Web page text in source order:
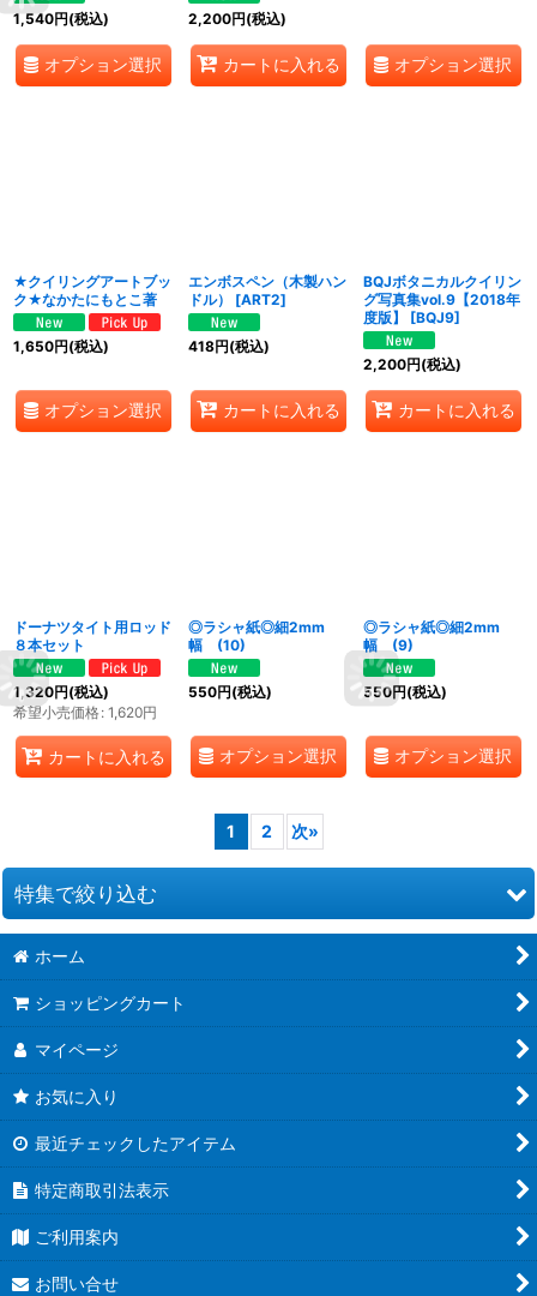
1,540円(税込)
オプション選択
2,200円(税込)
カートに入れる オプション選択
★クイリングアートブッ
ク★なかたにもとこ著
1,650円(税込)
オプション選択
エンボスペン（木製ハン
ドル）
[ART2]
418円(税込)
カートに入れる
BQJボタニカルクイリン
グ写真集vol.9【2018年
度版】
[BQJ9]
2,200円(税込)
カートに入れる
ドーナツタイト用ロッド
８本セット
1,320円(税込)
希望小売価格: 1,620円
カートに入れる
◎ラシャ紙◎細2mm
幅 (10)
550円(税込)
オプション選択
◎ラシャ紙◎細2mm
幅 (9)
550円(税込)
オプション選択
1 2 次»
特集で絞り込む
お道具類
クイリングキット
ペーパー類
●ウエディング●
★クリスマス特集★
ホーム
ショッピングカート
マイページ
お気に入り
最近チェックしたアイテム
特定商取引法表示
ご利用案内
お問い合せ